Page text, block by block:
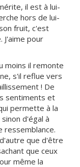
il est à lui-
hors de lui-
fruit, c'est
J'aime pour
moins il remonte
s'il reflue vers
! De
sentiments et
permette à la
d'égal à
ressemblance.
que d'être
que ceux
même la